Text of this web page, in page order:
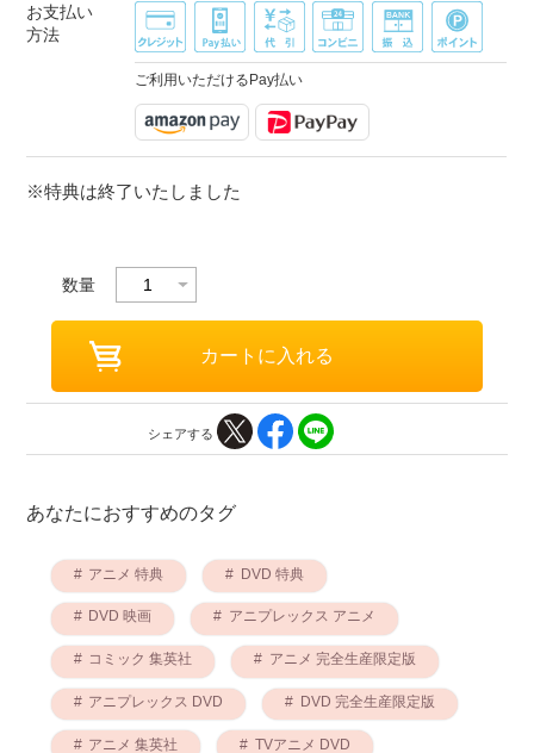
お支払い
方法
ご利用いただけるPay払い
※特典は終了いたしました
数量
シェアする
あなたにおすすめのタグ
アニメ 特典 DVD 特典
DVD 映画 アニプレックス アニメ
コミック 集英社 アニメ 完全生産限定版
アニプレックス DVD DVD 完全生産限定版
アニメ 集英社 TVアニメ DVD